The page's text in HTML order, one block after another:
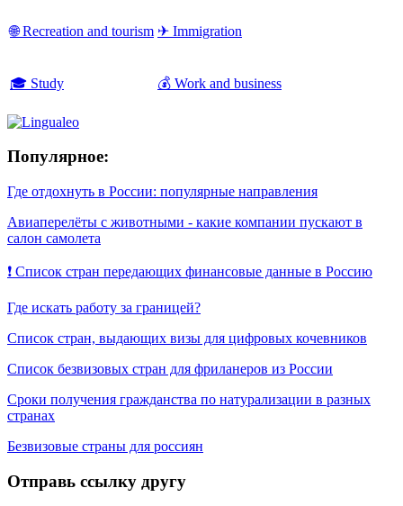
🌐 Recreation and tourism ✈ Immigration
🎓 Study 💰 Work and business
Популярное:
Где отдохнуть в России: популярные направления
Авиаперелёты с животными - какие компании пускают в
салон самолета
❗ Список стран передающих финансовые данные в Россию
Где искать работу за границей?
Список стран, выдающих визы для цифровых кочевников
Список безвизовых стран для фриланеров из России
Сроки получения гражданства по натурализации в разных
странах
Безвизовые страны для россиян
Отправь ссылку другу